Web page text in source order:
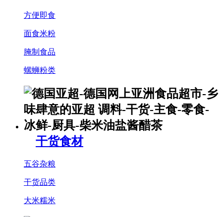
方便即食
面食米粉
腌制食品
螺蛳粉类
干货食材
五谷杂粮
干货品类
大米糯米